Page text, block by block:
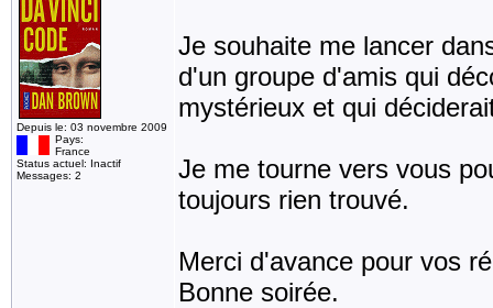
Depuis le: 03 novembre 2009
Pays:
France
Status actuel: Inactif
Messages: 2
Je souhaite me lancer
d'un groupe d'amis qui
mystérieux et qui
Je me tourne vers vous
toujours rien trouvé.
Merci d'avance pour vos
Bonne soirée.